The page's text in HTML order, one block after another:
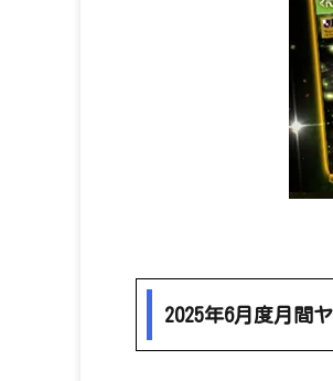
2025年6月度月間